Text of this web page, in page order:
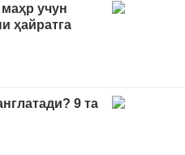
учун
ҳайратга
9 та